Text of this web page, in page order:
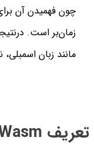
چون فهمیدن آن
زمان‌بر است.
مانند زبان
تعریف Wasm